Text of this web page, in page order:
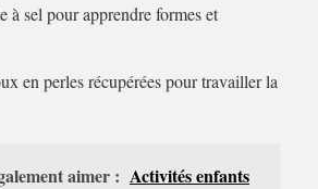
à sel pour apprendre formes et
en perles récupérées pour travailler la
aimer : Activités enfants